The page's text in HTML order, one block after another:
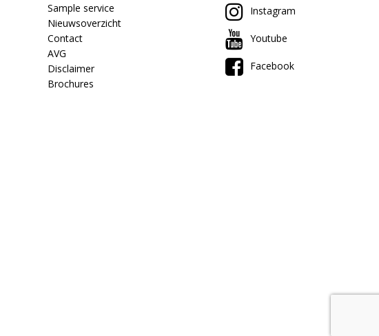
Sample service
Nieuwsoverzicht
Contact
AVG
Disclaimer
Brochures
Instagram
Youtube
Facebook